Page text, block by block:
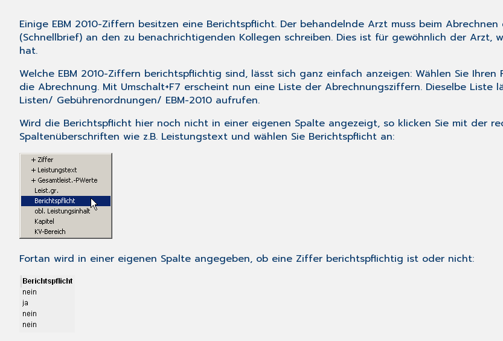
Einige EBM 2010-Ziffern besitzen eine Berichtspflicht. Der behandelnde Arzt muss beim
(Schnellbrief) an den zu benachrichtigenden Kollegen schreiben. Dies ist für gewöhnlich der Arzt,
hat.
Welche EBM 2010-Ziffern berichtspflichtig sind, lässt sich ganz einfach anzeigen: Wählen Sie
die Abrechnung. Mit Umschalt+F7 erscheint nun eine Liste der Abrechnungsziffern. Dieselbe Liste
Listen/ Gebührenordnungen/ EBM-2010 aufrufen.
Wird die Berichtspflicht hier noch nicht in einer eigenen Spalte angezeigt, so klicken Sie mit der
Spaltenüberschriften wie z.B. Leistungstext und wählen Sie Berichtspflicht an:
Fortan wird in einer eigenen Spalte angegeben, ob eine Ziffer berichtspflichtig ist oder nicht: